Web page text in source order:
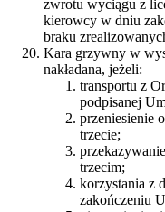
zwrotu wyciągu z
kierowcy w dniu
braku
Kara grzywny w
nakładana, jeżeli:
transportu z
podpisanej
przeniesienie
trzecie;
trzecim;
korzystania z
zakończeniu